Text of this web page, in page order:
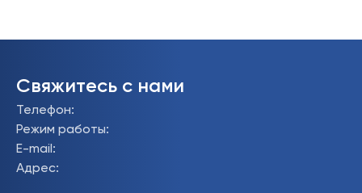
Свяжитесь с нами
Телефон:
Режим работы:
E-mail :
Адрес: